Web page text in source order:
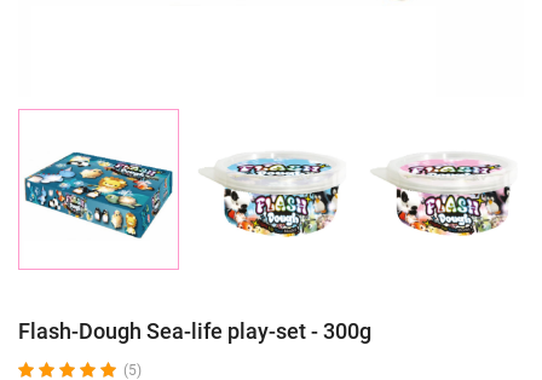
Flash-Dough Sea-life play-set - 300g
(5)